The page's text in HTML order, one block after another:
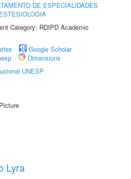
DE ESPECIALIDADES
Category: RDIPD Academic
Google Scholar
Dimensions
UNESP
Lyra